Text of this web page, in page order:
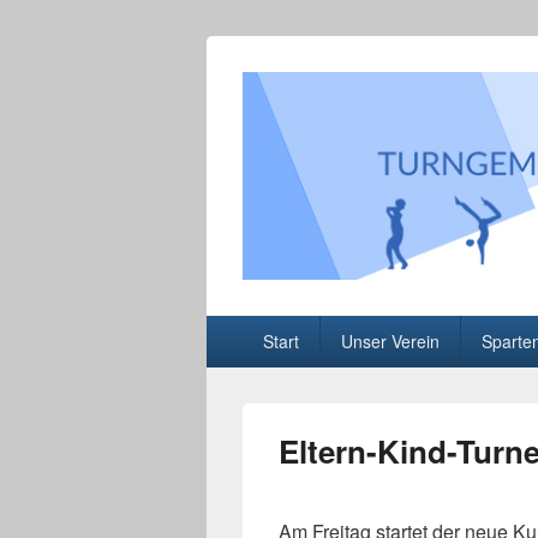
Start Unser Verein
Eltern-Kind-
Am Freitag startet der neue